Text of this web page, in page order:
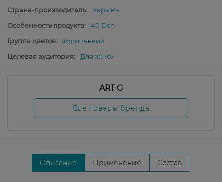
Страна-производитель:
Україна
Особенность продукта:
40 Den
Группа цветов:
Коричневий
Целевая аудитория:
Для жінок
ART G
Все товары бренда
Описание Применение Состав